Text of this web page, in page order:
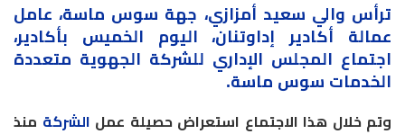
ترأس والي سعيد أمزازي، جهة سوس ماسة، عامل
عمالة أكادير إداوتنان، اليوم الخميس بأكادير،
اجتماع المجلس الإداري للشركة الجهوية متعددة
الخدمات سوس ماسة.
وتم خلال هذا الاجتماع استعراض حصيلة عمل الشركة منذ